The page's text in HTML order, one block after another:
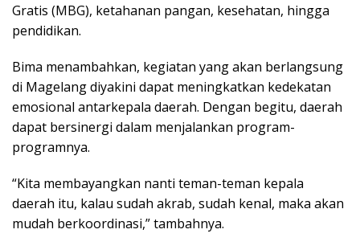
Gratis (MBG), ketahanan pangan, kesehatan, hingga
pendidikan.
Bima menambahkan, kegiatan yang akan berlangsung
di Magelang diyakini dapat meningkatkan kedekatan
emosional antarkepala daerah. Dengan begitu, daerah
dapat bersinergi dalam menjalankan program-
programnya.
“Kita membayangkan nanti teman-teman kepala
daerah itu, kalau sudah akrab, sudah kenal, maka akan
mudah berkoordinasi,” tambahnya.